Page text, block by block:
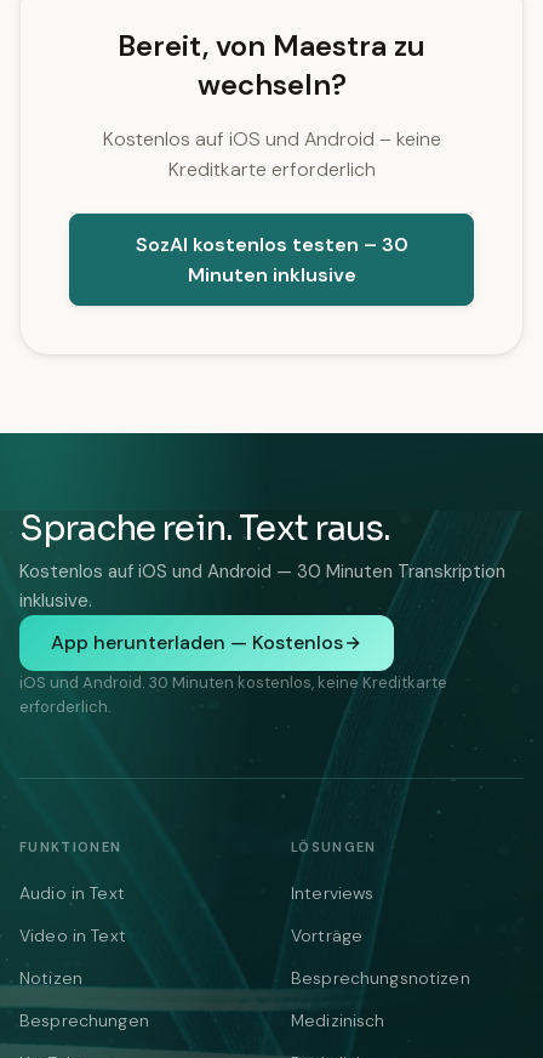
Bereit, von Maestra zu
wechseln?
Kostenlos auf iOS und Android – keine
Kreditkarte erforderlich
SozAI kostenlos testen – 30
Minuten inklusive
Sprache rein. Text raus.
Kostenlos auf iOS und Android — 30 Minuten Transkription
inklusive.
App herunterladen — Kostenlos
iOS und Android. 30 Minuten kostenlos, keine Kreditkarte
erforderlich.
FUNKTIONEN
Audio in Text
Video in Text
Notizen
Besprechungen
LÖSUNGEN
Interviews
Vorträge
Besprechungsnotizen
Medizinisch